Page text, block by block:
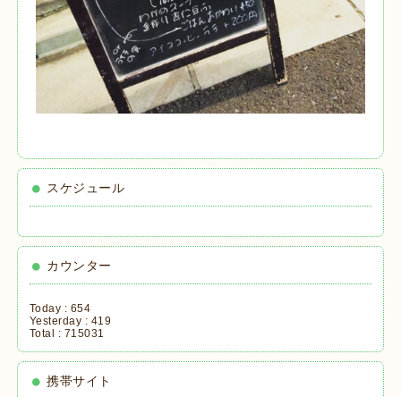
スケジュール
カウンター
Today : 654
Yesterday : 419
Total : 715031
携帯サイト